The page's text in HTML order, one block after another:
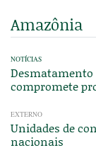
Amazônia
NOTÍCIAS
Desmatamento
compromete
EXTERNO
Unidades de
nacionais